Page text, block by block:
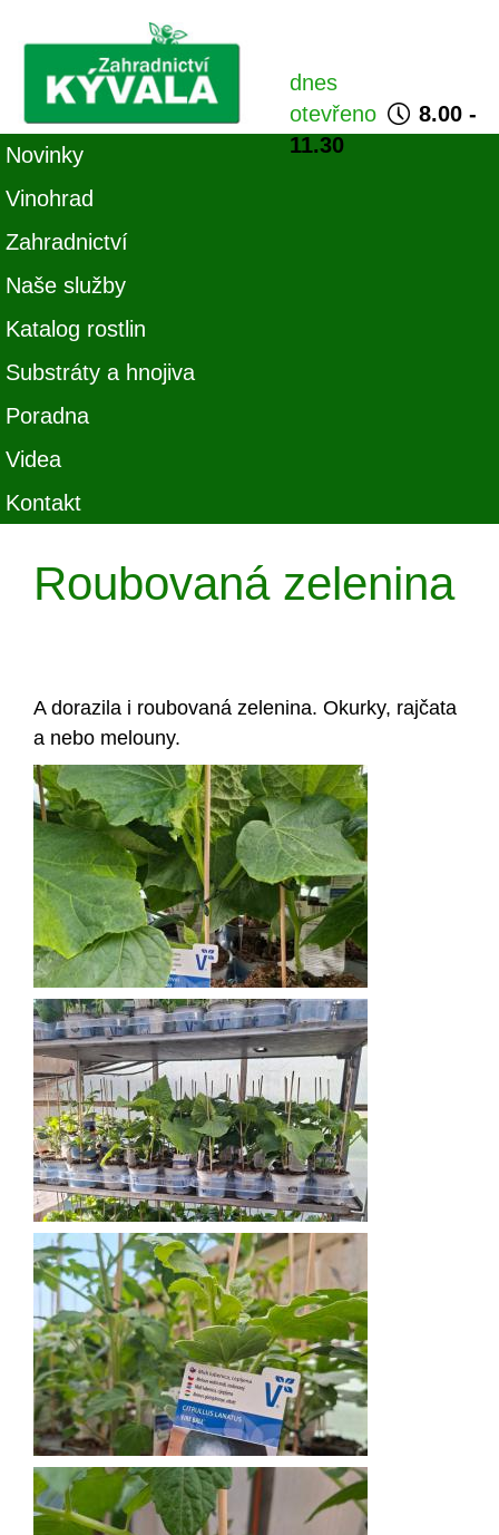
dnes
otevřeno
8.00 -
11.30
Novinky
Vinohrad
Zahradnictví
Naše služby
Katalog rostlin
Substráty a hnojiva
Poradna
Videa
Kontakt
Roubovaná zelenina
A dorazila i roubovaná zelenina. Okurky, rajčata
a nebo melouny.